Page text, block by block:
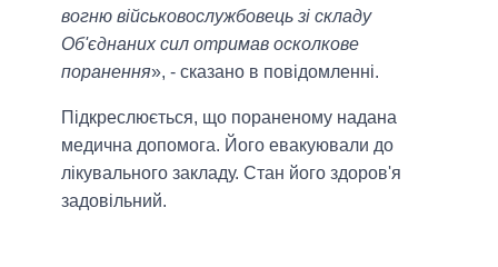
вогню військовослужбовець зі складу
Об'єднаних сил отримав осколкове
поранення», - сказано в повідомленні.
Підкреслюється, що пораненому надана
медична допомога. Його евакуювали до
лікувального закладу. Стан його здоров'я
задовільний.